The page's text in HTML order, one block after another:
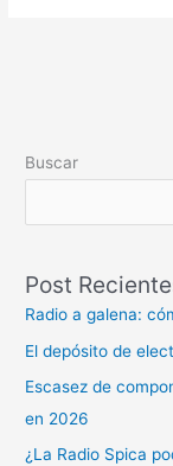
Buscar
Post
Radio a galena:
El depósito de
Escasez de
en 2026
¿La Radio Spica